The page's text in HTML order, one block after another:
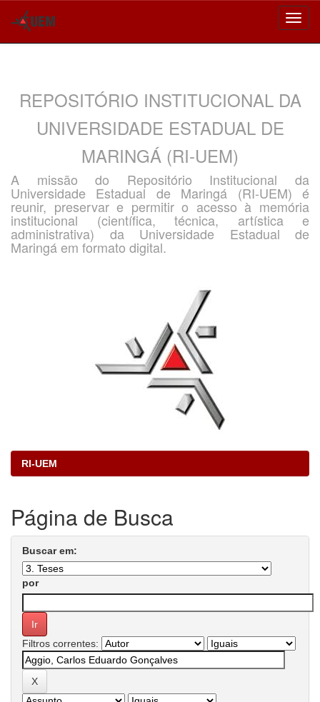
REPOSITÓRIO INSTITUCIONAL DA
UNIVERSIDADE ESTADUAL DE
MARINGÁ (RI-UEM)
A missão do Repositório Institucional da
Universidade Estadual de Maringá (RI-UEM) é
reunir, preservar e permitir o acesso à memória
institucional (científica, técnica, artística e
administrativa) da Universidade Estadual de
Maringá em formato digital.
RI-UEM
Página de Busca
Buscar em:
por
Filtros correntes: